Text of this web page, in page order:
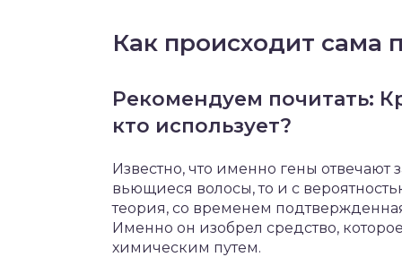
Как происходит сама
Рекомендуем почитать:
кто использует?
Известно, что именно гены отвечают
вьющиеся волосы, то и с
теория, со временем
Именно он изобрел средство,
химическим путем.